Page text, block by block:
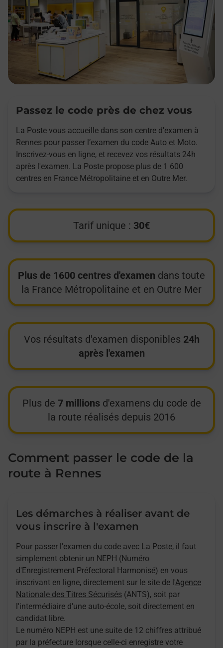
Passez le code près de chez vous
La Poste vous accueille dans son centre d'examen à
Rennes pour passer l’examen du code Auto et Moto.
Inscrivez-vous en ligne, et recevez vos résultats 24h
après l'examen. La Poste propose plus de 1 600
centres en France Métropolitaine et en Outre Mer.
Tarif unique : 30€
Plus de 1600 centres d'examen dans toute
la France Métropolitaine et en Outre Mer
Vos résultats d'examen disponibles 24h
après l'examen
Plus de 7 millionsd'examens du code de
la route réalisés depuis 2016
Comment passer le code de la
route à Rennes
Les démarches à réaliser avant de
vous inscrire à l'examen
Pour passer l'examen du code avec La Poste, il faut
simplement obtenir un NEPH (Numéro
d'Enregistrement Préfectoral Harmonisé) en vous
inscrivant en ligne, directement sur le site de l'Agence
Nationale des Titres Sécurisés (ANTS), soit par
l'intermédiaire d'une auto-école, soit directement en
candidat libre.
Le numéro NEPH est une suite de 12 chiffres attribué
par la préfecture lorsque celle-ci enregistre votre